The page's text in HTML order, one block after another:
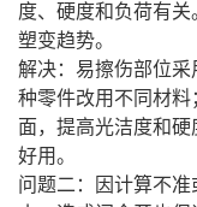
度、硬度和负荷有
塑变趋势。
解决：易擦伤部位
种零件改用不同材
面，提高光洁度和
好用。
问题二：因计算不